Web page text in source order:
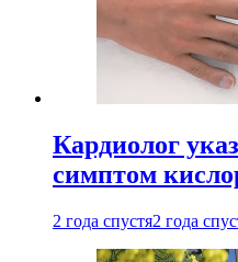
Кардиолог
симптом
2 года спустя2 года